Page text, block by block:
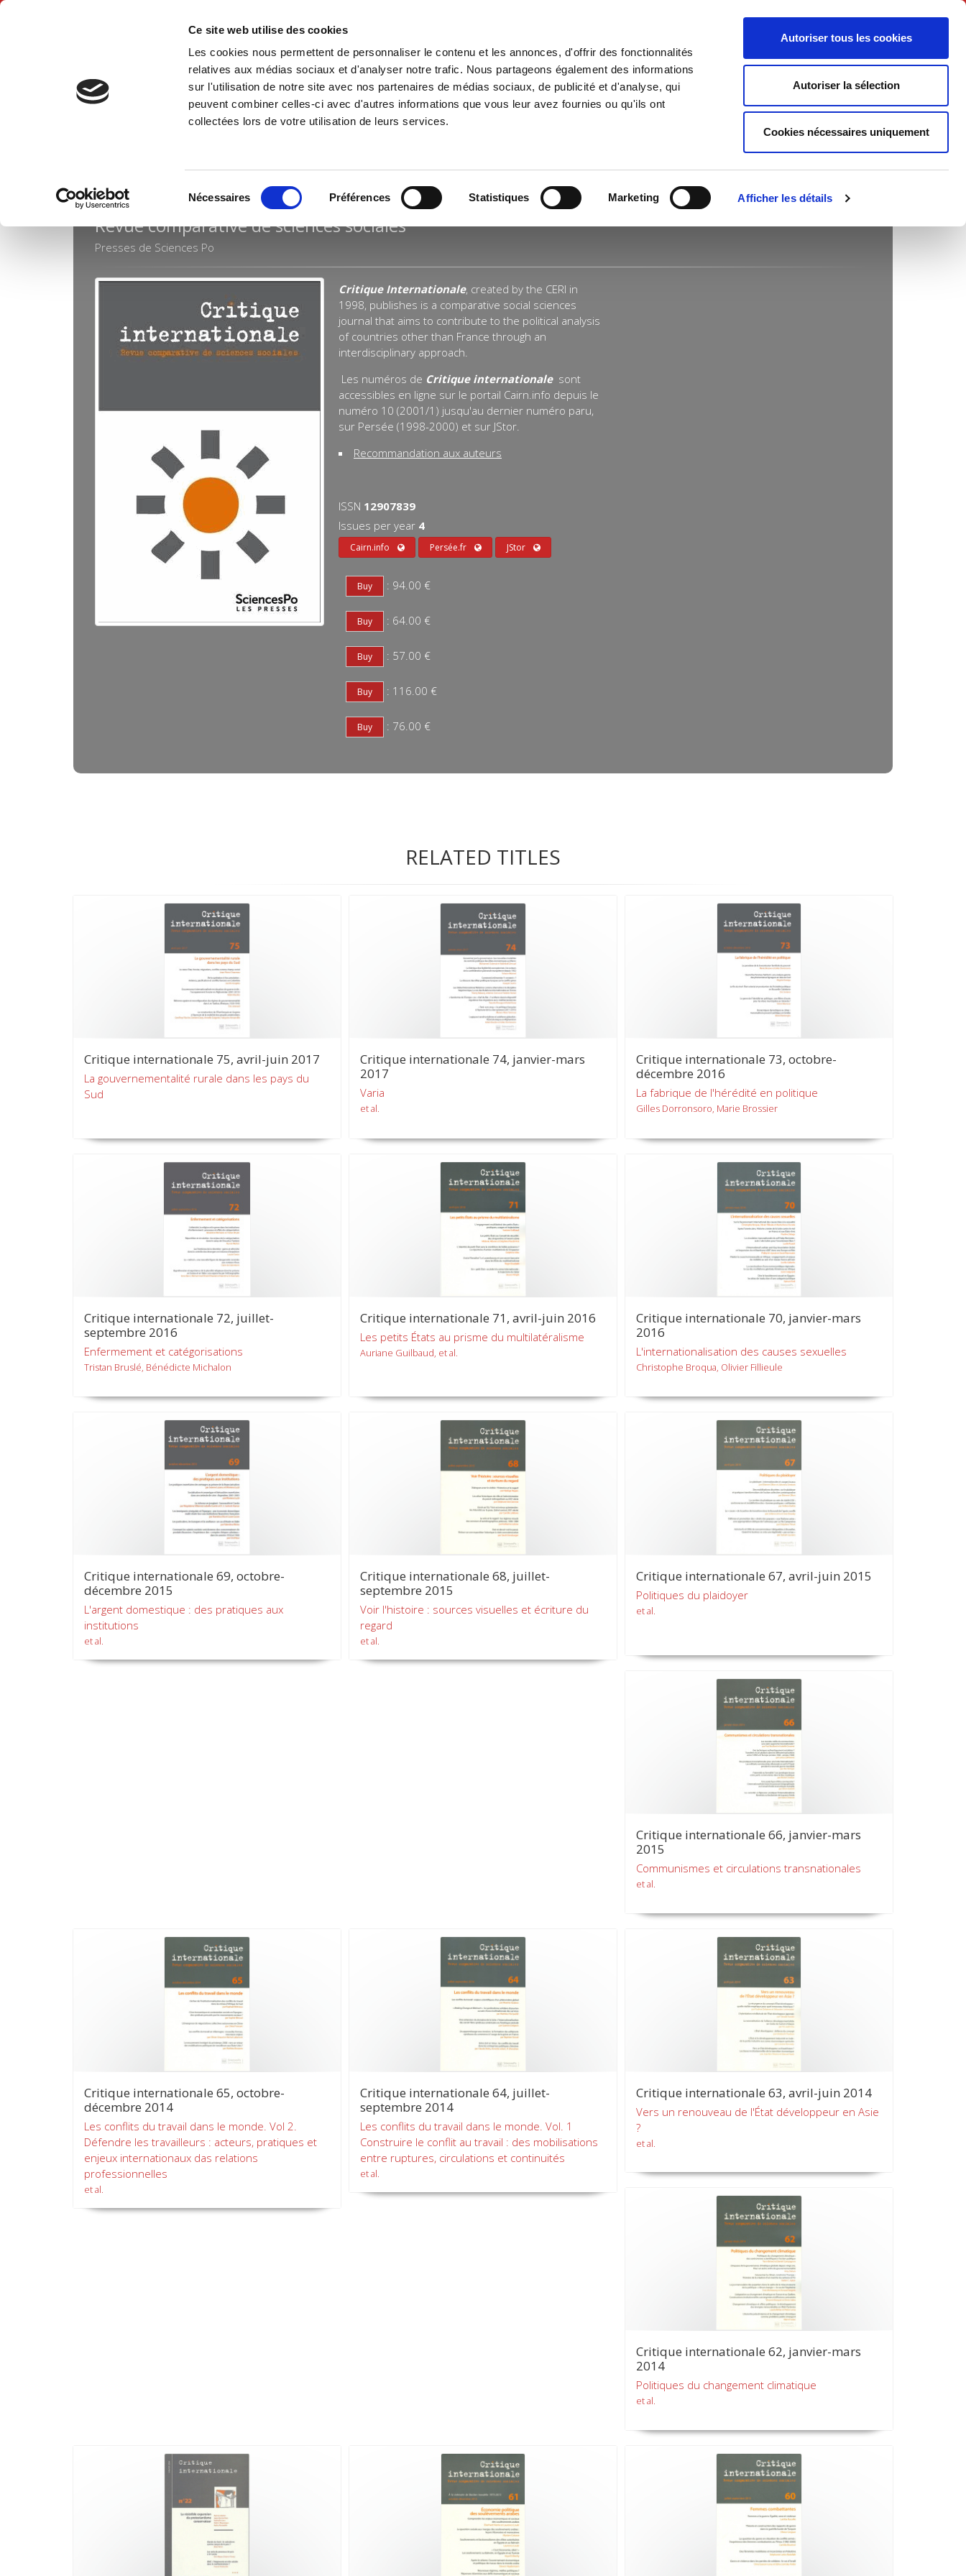
Ce site web utilise des cookies
Les cookies nous permettent de personnaliser le contenu et les annonces, d'offrir des fonctionnalités
relatives aux médias sociaux et d'analyser notre trafic. Nous partageons également des informations
sur l'utilisation de notre site avec nos partenaires de médias sociaux, de publicité et d'analyse, qui
peuvent combiner celles-ci avec d'autres informations que vous leur avez fournies ou qu'ils ont
collectées lors de votre utilisation de leurs services.
Nécessaires Préférences Statistiques Marketing Afficher les détails
Autoriser tous les cookies
Autoriser la sélection
Cookies nécessaires uniquement
English
Home Environment History International Politics
Home Critique internationale
CRITIQUE INTERNATIONALE
Revue comparative de sciences sociales
Presses de Sciences Po
Critique Internationale, created by the CERI in
1998, publishes is a comparative social sciences
journal that aims to contribute to the political analysis
of countries other than France through an
interdisciplinary approach.
Les numéros de Critique internationale sont
accessibles en ligne sur le portail Cairn.info depuis le
numéro 10 (2001/1) jusqu'au dernier numéro paru,
sur Persée (1998-2000) et sur JStor.
Recommandation aux auteurs
ISSN 12907839
Issues per year 4
Cairn.info Persée.fr JStor
: 94.00 €
: 64.00 €
: 57.00 €
: 116.00 €
: 76.00 €
RELATED TITLES
Critique internationale 75, avril-juin 2017
La gouvernementalité rurale dans les pays du
Sud
Critique internationale 74, janvier-mars
2017
Varia
et al.
Critique internationale 73, octobre-
décembre 2016
La fabrique de l'hérédité en politique
Gilles Dorronsoro, Marie Brossier
Critique internationale 72, juillet-
septembre 2016
Enfermement et catégorisations
Tristan Bruslé, Bénédicte Michalon
Critique internationale 71, avril-juin 2016
Les petits États au prisme du multilatéralisme
Auriane Guilbaud, et al.
Critique internationale 70, janvier-mars
2016
L'internationalisation des causes sexuelles
Christophe Broqua, Olivier Fillieule
Critique internationale 69, octobre-
décembre 2015
L'argent domestique : des pratiques aux
institutions
et al.
Critique internationale 68, juillet-
septembre 2015
Voir l'histoire : sources visuelles et écriture du
regard
et al.
Critique internationale 67, avril-juin 2015
Politiques du plaidoyer
et al.
Critique internationale 66, janvier-mars
2015
Communismes et circulations transnationales
et al.
Critique internationale 65, octobre-
décembre 2014
Les conflits du travail dans le monde. Vol 2.
Défendre les travailleurs : acteurs, pratiques et
enjeux internationaux das relations
professionnelles
et al.
Critique internationale 64, juillet-
septembre 2014
Les conflits du travail dans le monde. Vol. 1
Construire le conflit au travail : des mobilisations
entre ruptures, circulations et continuités
et al.
Critique internationale 63, avril-juin 2014
Vers un renouveau de l'État développeur en Asie
?
et al.
Critique internationale 62, janvier-mars
2014
Politiques du changement climatique
et al.